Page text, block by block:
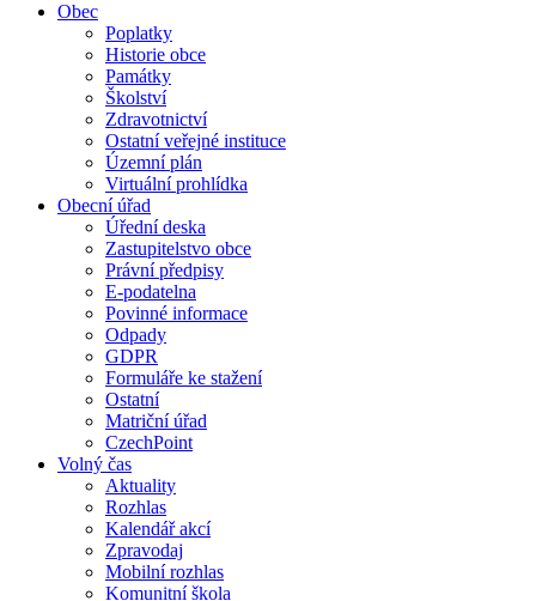
Obec
Poplatky
Historie obce
Památky
Školství
Zdravotnictví
Ostatní veřejné instituce
Územní plán
Virtuální prohlídka
Obecní úřad
Úřední deska
Zastupitelstvo obce
Právní předpisy
E-podatelna
Povinné informace
Odpady
GDPR
Formuláře ke stažení
Ostatní
Matriční úřad
CzechPoint
Volný čas
Aktuality
Rozhlas
Kalendář akcí
Zpravodaj
Mobilní rozhlas
Komunitní škola